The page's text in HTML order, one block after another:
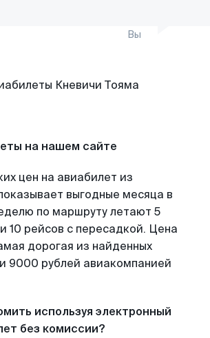
Вы
на нашем сайте
цен на авиабилет из
выгодные месяца в
по маршруту летают 5
10 рейсов с пересадкой. Цена
дорогая из найденных
9000 рублей авиакомпанией
используя электронный
без комиссии?